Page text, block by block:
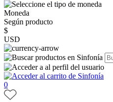
Moneda
Según producto
$
USD
0